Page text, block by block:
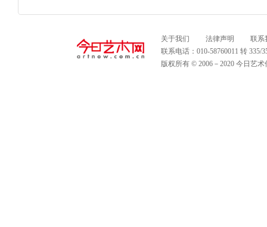
关于我们 法律声明
联系
联系电话：010-58760011 转
版权所有 © 2006－2020 今日艺